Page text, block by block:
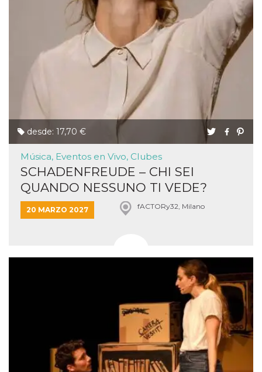
desde: 17,70 €
Música, Eventos en Vivo, Clubes
SCHADENFREUDE – CHI SEI
QUANDO NESSUNO TI VEDE?
20 MARZO 2027 fACTORy32, Milano